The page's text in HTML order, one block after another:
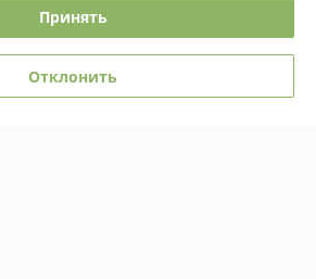
Принять
Отклонить